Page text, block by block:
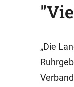
„Die